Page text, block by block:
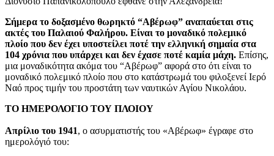
Σήμερα το δοξασμένο θωρηκτό “Αβέρωφ” αναπαύεται στις
ακτές του Παλαιού Φαλήρου. Είναι το μοναδικό πολεμικό
πλοίο που δεν έχει υποστείλει ποτέ την ελληνική σημαία στα
104 χρόνια που υπάρχει και δεν έχασε ποτέ καμία μάχη. Επίσης,
μια μοναδικότητα ακόμα του “Αβέρωφ” αφορά στο ότι είναι το
μοναδικό πολεμικό πλοίο που στο κατάστρωμά του φιλοξενεί Ιερό
Ναό προς τιμήν του προστάτη των ναυτικών Αγίου Νικολάου.
ΤΟ ΗΜΕΡΟΛΟΓΙΟ ΤΟΥ ΠΛΟΙΟΥ
Απρίλιο του 1941, ο ασυρματιστής του «Αβέρωφ» έγραφε στο
ημερολόγιό του: